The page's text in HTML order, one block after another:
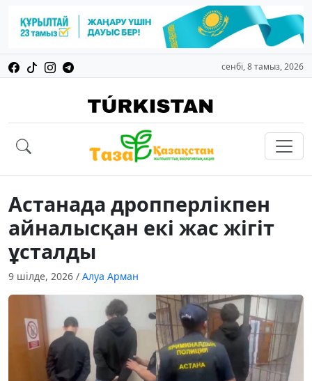
сенбі, 8 тамыз, 2026
Астанада дропперлікпен
айналысқан екі жас жігіт
ұсталды
9 шілде, 2026 / Алуа Арман